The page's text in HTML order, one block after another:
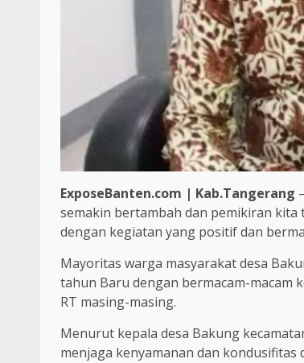
ExposeBanten.com | Kab.Tangerang
semakin bertambah dan pemikiran
dengan kegiatan yang positif dan
Mayoritas warga masyarakat desa
tahun Baru dengan bermacam-macam
RT masing-masing.
Menurut kepala desa Bakung
menjaga kenyamanan dan